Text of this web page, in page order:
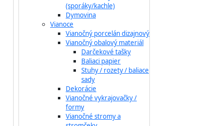
(sporáky/kachle)
Dymovina
Vianoce
Vianočný porcelán dizajnový
Vianočný obalový materiál
Darčekové tašky
Baliaci papier
Stuhy / rozety / baliace
sady
Dekorácie
Vianočné vykrajovačky /
formy
Vianočné stromy a